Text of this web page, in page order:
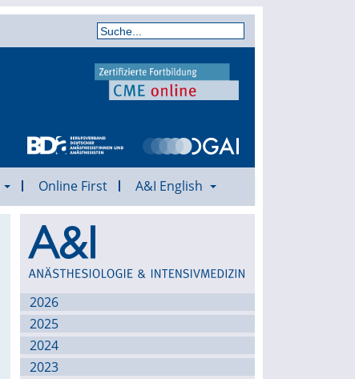
Online First A&I English
Archiv
2026
2025
2024
2023